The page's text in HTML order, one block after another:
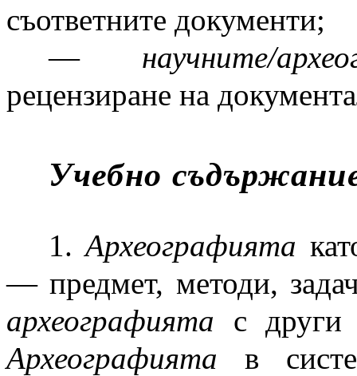
съответните документи;
— научните/
рецензиране на
Учебно
1.Археографията
— предмет, методи,
археографията с други
Археографията в